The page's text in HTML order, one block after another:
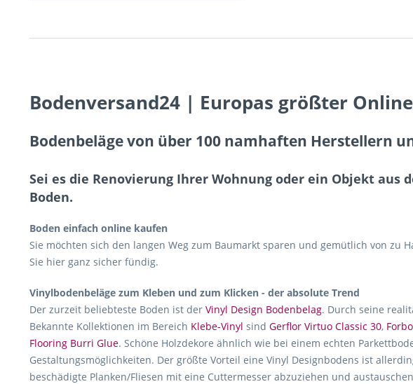
Bodenversand24 | Europas größter
Bodenbeläge von über 100 namhaften Herstellern
Sei es die Renovierung Ihrer Wohnung oder ein Objekt
Boden.
Boden einfach online kaufen
Sie möchten sich den langen Weg zum Baumarkt sparen und gemütlich von zu
Sie hier ganz sicher fündig.
Vinylbodenbeläge zum Kleben und zum Klicken - der absolute Trend
Der zurzeit beliebteste Boden ist der Vinyl Design Bodenbelag. Durch seine
Bekannte Kollektionen im Bereich Klebe-Vinyl sind Gerflor Virtuo Classic 30,
Flooring Burri Glue. Schöne Holzdekore ähnlich wie bei einem echten
Gestaltungsmöglichkeiten. Der größte Vorteil eine Vinyl Designbodens ist
beschädigte Planken/Fliesen mit eine Cuttermesser abzuziehen und